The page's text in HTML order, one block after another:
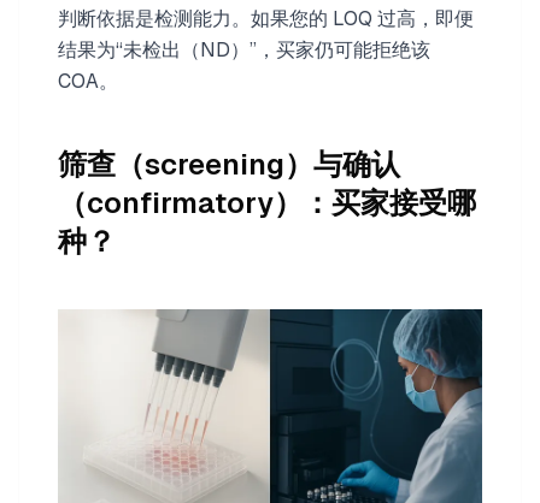
判断依据是检测能力。如果您的 LOQ 过高，即便
结果为“未检出（ND）”，买家仍可能拒绝该
COA。
筛查（screening）与确认
（confirmatory）：买家接受哪
种？